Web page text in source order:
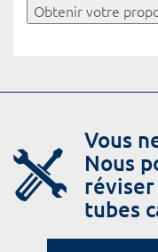
Obtenir votre
Vous
Nous
tubes